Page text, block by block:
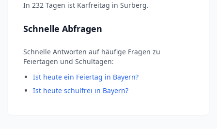
In 232 Tagen ist Karfreitag in Surberg.
Schnelle Abfragen
Schnelle Antworten auf häufige Fragen zu
Feiertagen und Schultagen:
Ist heute ein Feiertag in Bayern?
Ist heute schulfrei in Bayern?